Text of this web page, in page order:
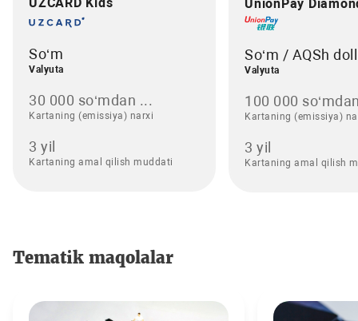
So‘m
Valyuta
30 000 so‘mdan ...
Kartaning (emissiya) narxi
3 yil
Kartaning amal qilish muddati
UnionPay
So‘m / AQSh
Valyuta
100 000
Kartaning (emissiya)
3 yil
Kartaning amal qilish
Tematik maqolalar